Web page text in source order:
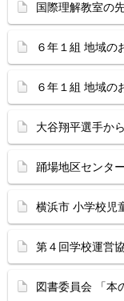
国際理解教室の
６年１組 地域
６年１組 地域
大谷翔平選手か
踊場地区センタ
横浜市 小学校児
第４回学校運営
図書委員会 「本